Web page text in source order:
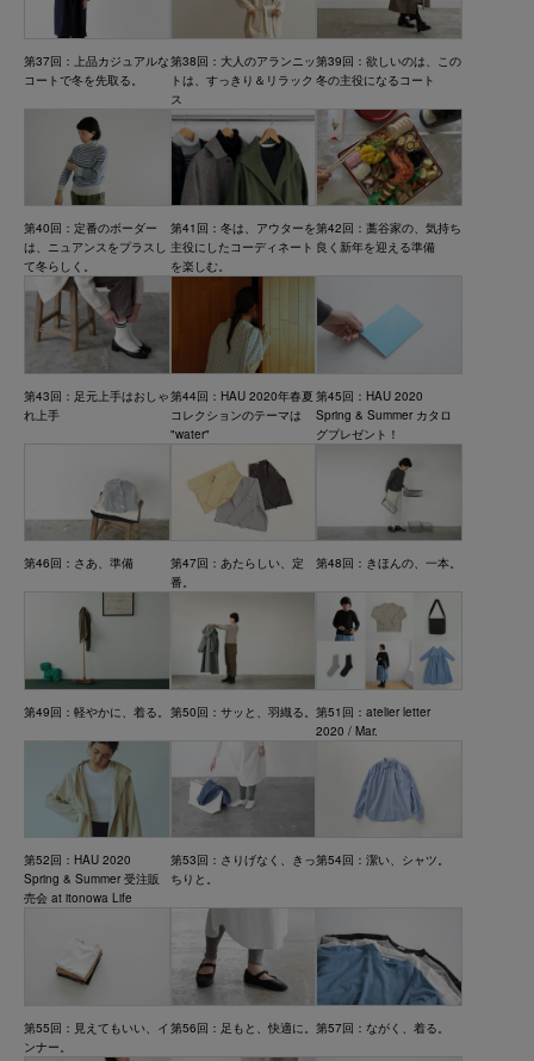
第37回：上品カジュアルな
コートで冬を先取る。
第38回：大人のアランニッ
トは、すっきり＆リラック
ス
第39回：欲しいのは、この
冬の主役になるコート
第40回：定番のボーダー
は、ニュアンスをプラスし
て冬らしく。
第41回：冬は、アウターを
主役にしたコーディネート
を楽しむ。
第42回：藁谷家の、気持ち
良く新年を迎える準備
第43回：足元上手はおしゃ
れ上手
第44回：HAU 2020年春夏
コレクションのテーマは
"water"
第45回：HAU 2020
Spring & Summer カタロ
グプレゼント！
第46回：さあ、準備
第47回：あたらしい、定
番。
第48回：きほんの、一本。
第49回：軽やかに、着る。 第50回：サッと、羽織る。 第51回：atelier letter
2020 / Mar.
第52回：HAU 2020
Spring & Summer 受注販
売会 at itonowa Life
第53回：さりげなく、きっ
ちりと。
第54回：潔い、シャツ。
第55回：見えてもいい、イ
ンナー。
第56回：足もと、快適に。 第57回：ながく、着る。